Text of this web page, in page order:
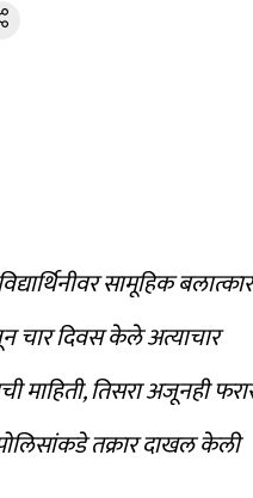
सामूहिक बलात्कार
चार दिवस केले अत्याचार
माहिती, तिसरा अजूनही
तक्रार दाखल केली